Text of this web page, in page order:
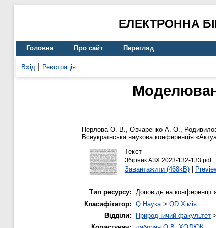
ЕЛЕКТРОННА
Головна Про сайт Перегляд
Вхід Реєстрація
Перлова О. В., Овчаренко А. О.,
Всеукраїнська наукова конференція
Текст
Збірник АЗХ 2023-132-133.pdf
Завантажити (468kB)|
Тип ресурсу: Доповідь на конференції
Класифікатор: Q Наука> QD Хімія
Відділи:
Природничий факультет >